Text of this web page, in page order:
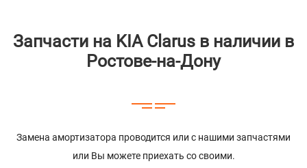
Запчасти на KIA Clarus в наличии в
Ростове-на-Дону
Замена амортизатора проводится или с нашими запчастями
или Вы можете приехать со своими.